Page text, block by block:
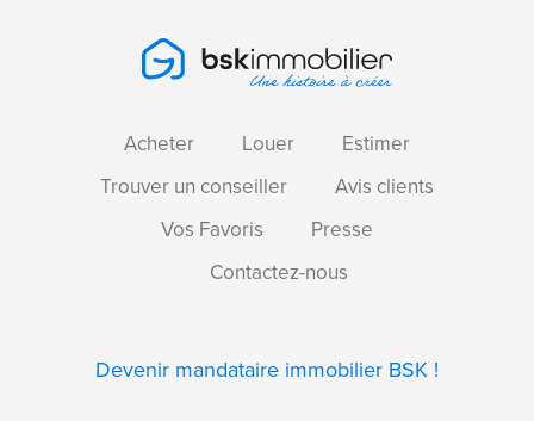
Acheter Louer
Estimer
Trouver un conseiller
Avis clients
Vos Favoris
Presse
Contactez-nous
Devenir mandataire immobilier BSK !